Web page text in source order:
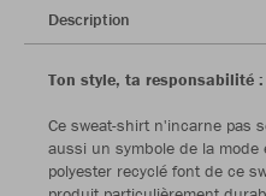
Description
Ton style, ta responsabilité
Ce sweat-shirt n'incarne pas
aussi un symbole de la
polyester recyclé font de ce